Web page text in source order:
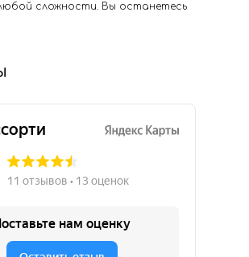
сложности. Вы останетесь